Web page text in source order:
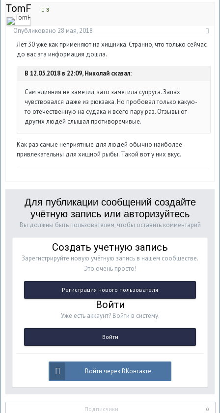
TomF 3
Опубликовано 28 мая, 2018
Лет 30 уже как применяют на хищника. Странно, что только сейчас
до вас эта информация дошла.
В 12.05.2018 в 22:09, Николай сказал:
Сам влияния не заметил, зато заметила супруга. Запах
чувствовался даже из рюкзака. Но пробовал только какую-
то отечественную на судака и всего пару раз. Отзывы от
других людей слышал противоречивые.
Как раз самые неприятные для людей обычно наиболее
привлекательны для хищной рыбы. Такой вот у них вкус.
Для публикации сообщений создайте
учётную запись или авторизуйтесь
Вы должны быть пользователем, чтобы оставить комментарий
Создать учетную запись
Зарегистрируйте новую учётную запись в нашем сообществе.
Это очень просто!
Регистрация нового пользователя
Войти
Уже есть аккаунт? Войти в систему.
Войти
Войти через ВКонтакте
Подписчики 0